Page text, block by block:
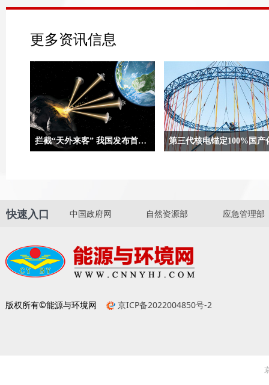
更多资讯信息
拦截“天外来客” 我国发布首次近地小行星防御任务方案设想
小行星防御任务，并发布首次近地小
用“伴飞+动能撞击+伴飞”模式。
电自主化标志性成果，是完全
电技术的先进水平。
版权所有©能源与环境网 京ICP备2022004850号-2
快速入口 中国政府网 自然资源部 应急管理部